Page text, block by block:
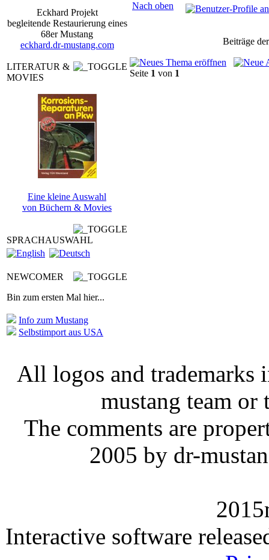
Eckhard Projekt
begleitende Restaurierung eines
68er Mustang
eckhard.dr-mustang.com
LITERATUR &
MOVIES
Eine kleine Auswahl
von Büchern & Movies
SPRACHAUSWAHL
NEWCOMER
Bin zum ersten Mal hier...
Info zum Mustang
Selbstimport aus USA
Nach oben
Beiträge
Seite 1 von 1
All logos and trademarks
mustang team or
The comments are
2005 by dr-
Interactive software